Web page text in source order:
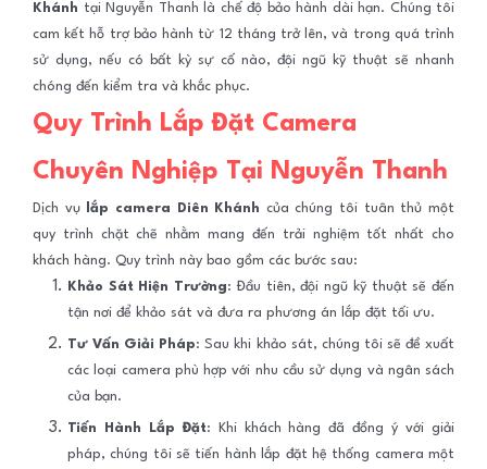
Khánh tại Nguyễn Thanh là chế độ bảo hành dài hạn. Chúng tôi
cam kết hỗ trợ bảo hành từ 12 tháng trở lên, và trong quá trình
sử dụng, nếu có bất kỳ sự cố nào, đội ngũ kỹ thuật sẽ nhanh
chóng đến kiểm tra và khắc phục.
Quy Trình Lắp Đặt Camera
Chuyên Nghiệp Tại Nguyễn Thanh
Dịch vụ lắp camera Diên Khánh của chúng tôi tuân thủ một
quy trình chặt chẽ nhằm mang đến trải nghiệm tốt nhất cho
khách hàng. Quy trình này bao gồm các bước sau:
Khảo Sát Hiện Trường: Đầu tiên, đội ngũ kỹ thuật sẽ đến
tận nơi để khảo sát và đưa ra phương án lắp đặt tối ưu.
Tư Vấn Giải Pháp: Sau khi khảo sát, chúng tôi sẽ đề xuất
các loại camera phù hợp với nhu cầu sử dụng và ngân sách
của bạn.
Tiến Hành Lắp Đặt: Khi khách hàng đã đồng ý với giải
pháp, chúng tôi sẽ tiến hành lắp đặt hệ thống camera một